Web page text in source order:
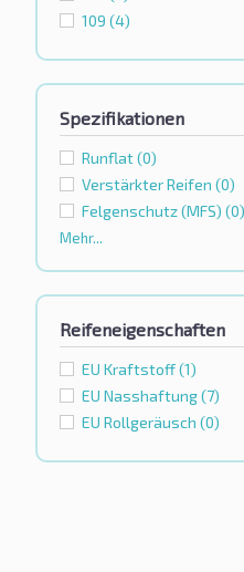
109 (4)
Spezifikationen
Runflat(0)
Verstärkter Reifen (0)
Felgenschutz (MFS) (0)
Mehr...
Reifeneigenschaften
EU Kraftstoff(1)
EU Nasshaftung(7)
EU Rollgeräusch (0)